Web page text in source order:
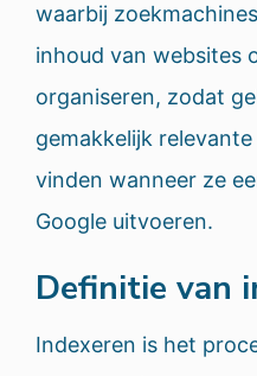
waarbij
inhoud van websites
organiseren, zodat
gemakkelijk
vinden wanneer ze
Google uitvoeren.
Definitie van
Indexeren is het